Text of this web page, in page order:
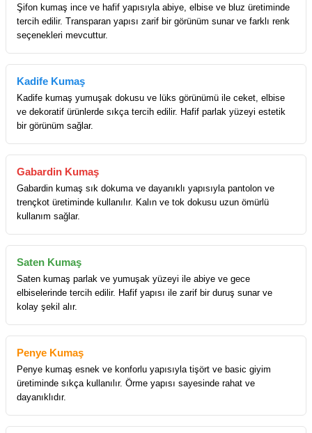
Şifon kumaş ince ve hafif yapısıyla abiye, elbise ve bluz üretiminde
tercih edilir. Transparan yapısı zarif bir görünüm sunar ve farklı renk
seçenekleri mevcuttur.
Kadife Kumaş
Kadife kumaş yumuşak dokusu ve lüks görünümü ile ceket, elbise
ve dekoratif ürünlerde sıkça tercih edilir. Hafif parlak yüzeyi estetik
bir görünüm sağlar.
Gabardin Kumaş
Gabardin kumaş sık dokuma ve dayanıklı yapısıyla pantolon ve
trençkot üretiminde kullanılır. Kalın ve tok dokusu uzun ömürlü
kullanım sağlar.
Saten Kumaş
Saten kumaş parlak ve yumuşak yüzeyi ile abiye ve gece
elbiselerinde tercih edilir. Hafif yapısı ile zarif bir duruş sunar ve
kolay şekil alır.
Penye Kumaş
Penye kumaş esnek ve konforlu yapısıyla tişört ve basic giyim
üretiminde sıkça kullanılır. Örme yapısı sayesinde rahat ve
dayanıklıdır.